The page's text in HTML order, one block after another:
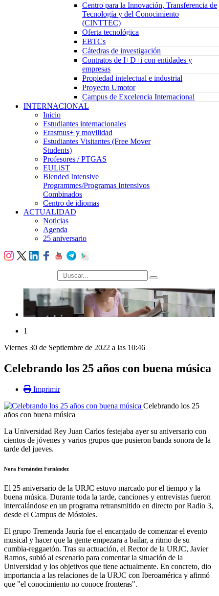
Centro para la Innovación, Transferencia de
Tecnología y del Conocimiento
(CINTTEC)
Oferta tecnológica
EBTCs
Cátedras de investigación
Contratos de I+D+i con entidades y
empresas
Propiedad intelectual e industrial
Proyecto Umotor
Campus de Excelencia Internacional
INTERNACIONAL
Inicio
Estudiantes internacionales
Erasmus+ y movilidad
Estudiantes Visitantes (Free Mover
Students)
Profesores / PTGAS
EULiST
Blended Intensive
Programmes/Programas Intensivos
Combinados
Centro de idiomas
ACTUALIDAD
Noticias
Agenda
25 aniversario
búsqueda
1
Viernes 30 de Septiembre de 2022 a las 10:46
Celebrando los 25 años con buena música
Imprimir
Celebrando los 25
años con buena música
La Universidad Rey Juan Carlos festejaba ayer su aniversario con
cientos de jóvenes y varios grupos que pusieron banda sonora de la
tarde del jueves.
Nora Fernández Fernández
El 25 aniversario de la URJC estuvo marcado por el tiempo y la
buena música. Durante toda la tarde, canciones y entrevistas fueron
intercalándose en un programa retransmitido en directo por Radio 3,
desde el Campus de Móstoles.
El grupo Tremenda Jauría fue el encargado de comenzar el evento
musical y hacer que la gente empezara a bailar, a ritmo de su
cumbia-reggaetón. Tras su actuación, el Rector de la URJC, Javier
Ramos, subió al escenario para comentar la situación de la
Universidad y los objetivos que tiene actualmente. En concreto, dio
importancia a las relaciones de la URJC con Iberoamérica y afirmó
que "el conocimiento no conoce fronteras".